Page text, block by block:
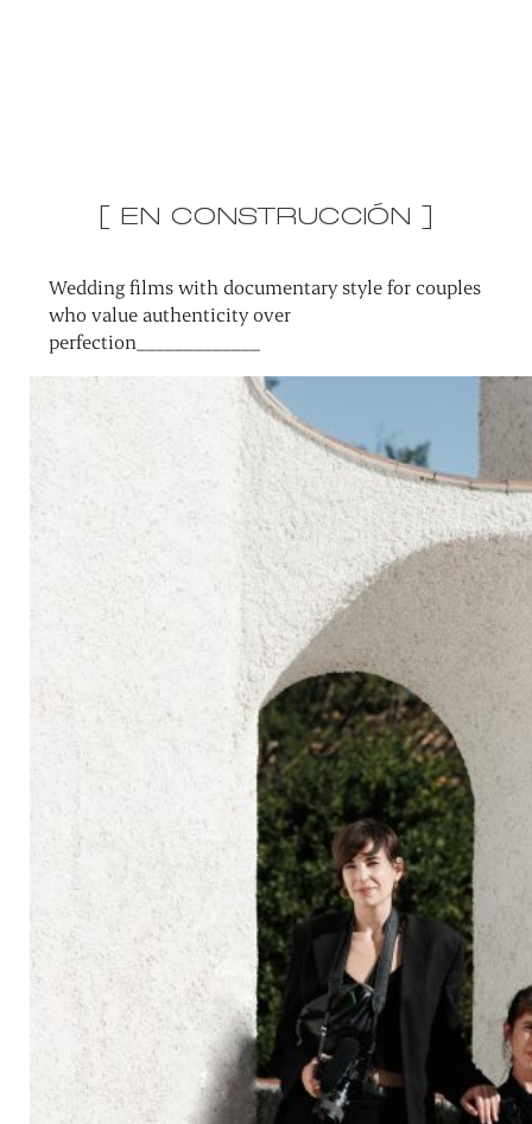
[ EN CONSTRUCCIÓN ]
Wedding films with documentary style for couples
who value authenticity over
perfection_____________